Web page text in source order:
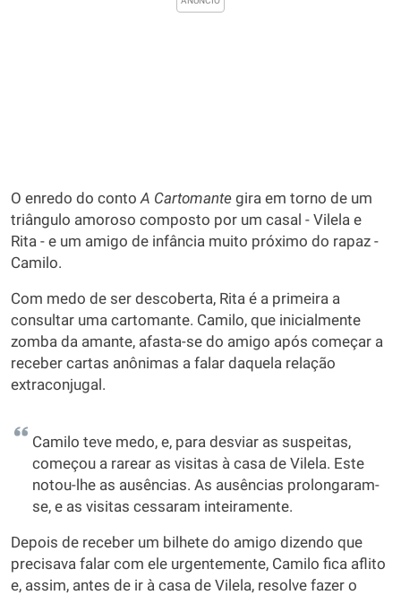
O enredo do contoA Cartomante gira em torno de um
triângulo amoroso composto por um casal - Vilela e
Rita - e um amigo de infância muito próximo do rapaz -
Camilo.
Com medo de ser descoberta, Rita é a primeira a
consultar uma cartomante. Camilo, que inicialmente
zomba da amante, afasta-se do amigo após começar a
receber cartas anônimas a falar daquela relação
extraconjugal.
Camilo teve medo, e, para desviar as suspeitas,
começou a rarear as visitas à casa de Vilela. Este
notou-lhe as ausências. As ausências prolongaram-
se, e as visitas cessaram inteiramente.
Depois de receber um bilhete do amigo dizendo que
precisava falar com ele urgentemente, Camilo fica aflito
e, assim, antes de ir à casa de Vilela, resolve fazer o